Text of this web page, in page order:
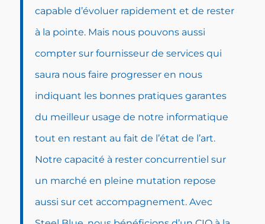
capable d’évoluer rapidement et de rester
à la pointe. Mais nous pouvons aussi
compter sur fournisseur de services qui
saura nous faire progresser en nous
indiquant les bonnes pratiques garantes
du meilleur usage de notre informatique
tout en restant au fait de l’état de l’art.
Notre capacité à rester concurrentiel sur
un marché en pleine mutation repose
aussi sur cet accompagnement. Avec